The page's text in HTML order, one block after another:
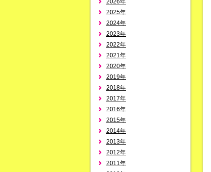
2026年
2025年
2024年
2023年
2022年
2021年
2020年
2019年
2018年
2017年
2016年
2015年
2014年
2013年
2012年
2011年